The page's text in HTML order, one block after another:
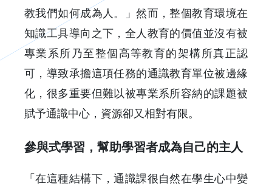
教我們如何成為人。」然而，整個教育環境在
知識工具導向之下，全人教育的價值並沒有被
專業系所乃至整個高等教育的架構所真正認
可，導致承擔這項任務的通識教育單位被邊緣
化，很多重要但難以被專業系所容納的課題被
賦予通識中心，資源卻又相對有限。
參與式學習，幫助學習者成為自己的主人
「在這種結構下，通識課很自然在學生心中變